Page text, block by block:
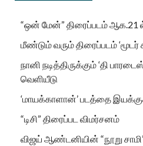
“ஒன் மேன்” திரைப்படம் ஆக.21
மீண்டும் வரும் திரைப்படம் ‘மூடர்
நானி நடித்திருக்கும் ‘தி
வெளியீடு
‘மாயக்காளான்’ படத்தை
“டிசி” திரைப்பட விமர்சனம்
விஜய் ஆண்டனியின் “நூறு